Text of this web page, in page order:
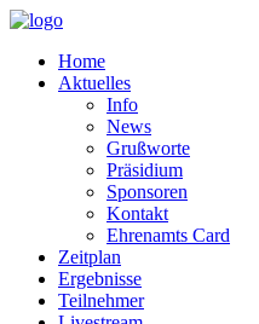
Home
Aktuelles
Info
News
Grußworte
Präsidium
Sponsoren
Kontakt
Ehrenamts Card
Zeitplan
Ergebnisse
Teilnehmer